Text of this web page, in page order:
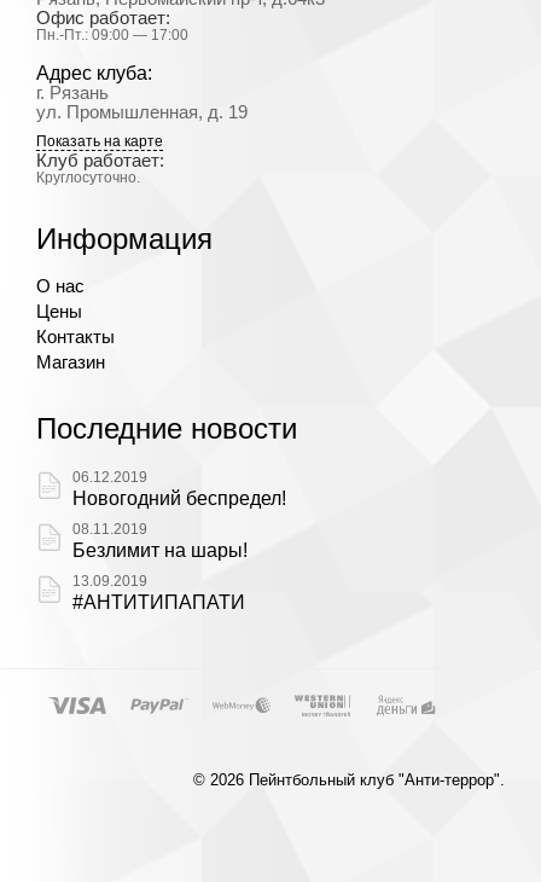
Офис работает:
Пн.-Пт.: 09:00 — 17:00
Адрес клуба:
г. Рязань
ул. Промышленная, д. 19
Показать на карте
Клуб работает:
Круглосуточно.
Информация
О нас
Цены
Контакты
Магазин
Последние новости
06.12.2019
Новогодний беспредел!
08.11.2019
Безлимит на шары!
13.09.2019
#АНТИТИПАПАТИ
© 2026 Пейнтбольный клуб "Анти-террор".